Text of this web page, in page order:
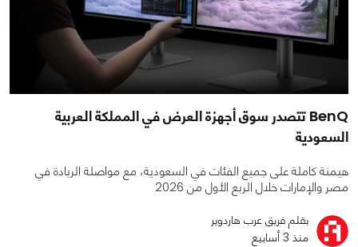
BenQ تتصدر سوق أجهزة العرض في المملكة العربية
السعودية
هيمنة كاملة على جميع الفئات في السعودية، مع مواصلة الريادة في
مصر والإمارات خلال الربع الأول من 2026
بقلم فريق عرب هاردوير
منذ 3 أسابيع